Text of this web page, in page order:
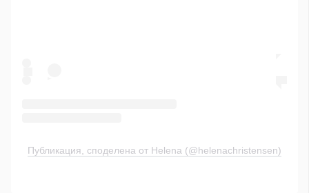
Публикация, споделена от Helena (@helenachristensen)